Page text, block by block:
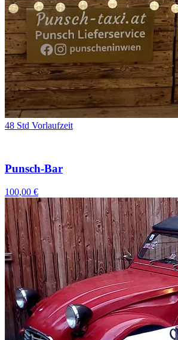
48 Std Vorlaufzeit
Punsch-Bar
100,00 €